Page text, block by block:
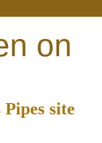
on
site